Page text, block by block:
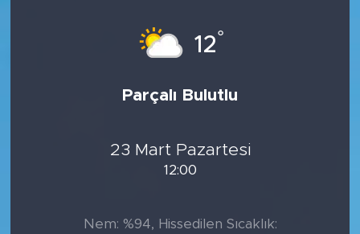
12°
Parçalı Bulutlu
23 Mart Pazartesi
12:00
Nem: %94, Hissedilen Sıcaklık: